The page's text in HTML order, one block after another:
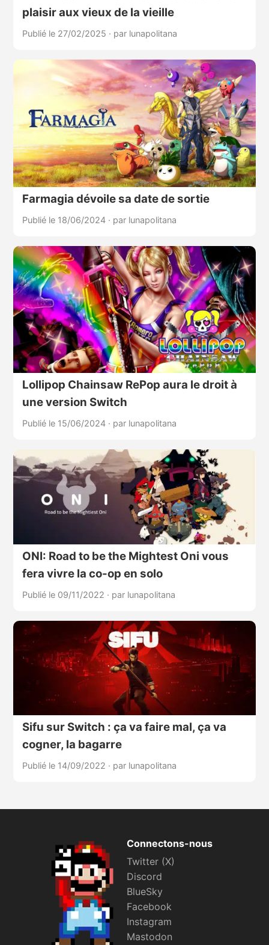
plaisir aux vieux de la vieille
Publié le 27/02/2025 · par lunapolitana
Farmagia dévoile sa date de sortie
Publié le 18/06/2024 · par lunapolitana
Lollipop Chainsaw RePop aura le droit à
une version Switch
Publié le 15/06/2024 · par lunapolitana
ONI: Road to be the Mightest Oni vous
fera vivre la co-op en solo
Publié le 09/11/2022 · par lunapolitana
Sifu sur Switch : ça va faire mal, ça va
cogner, la bagarre
Publié le 14/09/2022 · par lunapolitana
Connectons-nous
Twitter (X)
Discord
BlueSky
Facebook
Instagram
Mastodon